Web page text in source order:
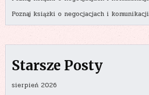
Poznaj książki o negocjacjach i komunikacji
Starsze Posty
sierpień 2026